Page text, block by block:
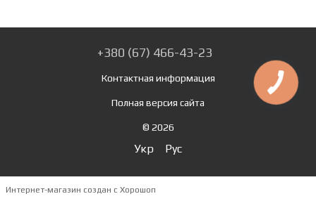
+380 (67) 466-43-23
Контактная информация
Полная версия сайта
© 2026
Укр Рус
Интернет-магазин создан с Хорошоп